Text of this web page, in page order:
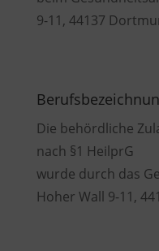
9-11, 44137
Die behördliche
nach §1 HeilprG
wurde durch das
Hoher Wall 9-11,